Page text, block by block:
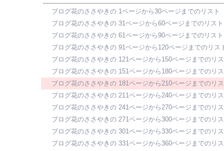
ブログ花のささやきの 1ページから30ページまでのリスト
ブログ花のささやきの 31ページから60ページまでのリスト
ブログ花のささやきの 61ページから90ページまでのリスト
ブログ花のささやきの 91ページから120ページまでのリス
ブログ花のささやきの 121ページから150ページまでのリ
ブログ花のささやきの 151ページから180ページまでのリ
ブログ花のささやきの 181ページから210ページまでのリ
ブログ花のささやきの 211ページから240ページまでのリ
ブログ花のささやきの 241ページから270ページまでのリ
ブログ花のささやきの 271ページから300ページまでのリ
ブログ花のささやきの 301ページから330ページまでのリ
ブログ花のささやきの 331ページから360ページまでのリ